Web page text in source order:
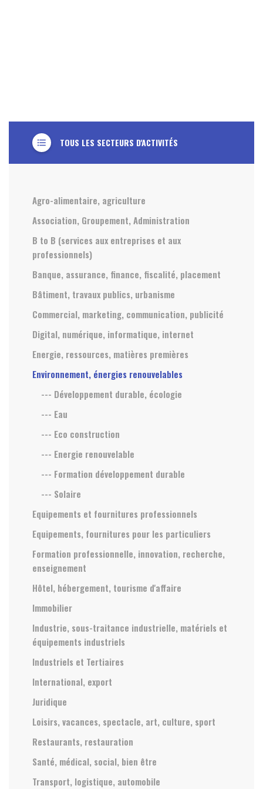
format_list_bulleted TOUS LES SECTEURS D'ACTIVITÉS
Agro-alimentaire, agriculture
Association, Groupement, Administration
B to B (services aux entreprises et aux
professionnels)
Banque, assurance, finance, fiscalité, placement
Bâtiment, travaux publics, urbanisme
Commercial, marketing, communication, publicité
Digital, numérique, informatique, internet
Energie, ressources, matières premières
Environnement, énergies renouvelables
--- Développement durable, écologie
--- Eau
--- Eco construction
--- Energie renouvelable
--- Formation développement durable
--- Solaire
Equipements et fournitures professionnels
Equipements, fournitures pour les particuliers
Formation professionnelle, innovation, recherche,
enseignement
Hôtel, hébergement, tourisme d'affaire
Immobilier
Industrie, sous-traitance industrielle, matériels et
équipements industriels
Industriels et Tertiaires
International, export
Juridique
Loisirs, vacances, spectacle, art, culture, sport
Restaurants, restauration
Santé, médical, social, bien être
Transport, logistique, automobile